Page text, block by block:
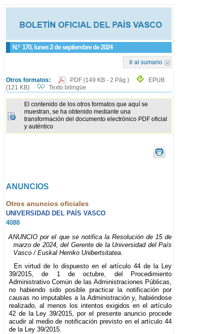
N.º 170, lunes 2 de septiembre de 2024
Ir al sumario
Otros formatos: PDF (149 KB - 2 Pág.)
EPUB
(121 KB)
Texto bilingüe
El contenido de los otros formatos que aquí se
muestran, se ha obtenido mediante una
transformación del documento electrónico PDF oficial
y auténtico
ANUNCIOS
Otros anuncios oficiales
UNIVERSIDAD DEL PAÍS VASCO
4088
ANUNCIO por el que se notifica la Resolución de 15 de
marzo de 2024, del Gerente de la Universidad del País
Vasco / Euskal Herriko Unibertsitatea.
En virtud de lo dispuesto en el artículo 44 de la Ley
39/2015, de 1 de octubre, del Procedimiento
Administrativo Común de las Administraciones Públicas,
no habiendo sido posible practicar la notificación por
causas no imputables a la Administración y, habiéndose
realizado, al menos los intentos exigidos en el artículo
42 de la Ley 39/2015, por el presente anuncio procede
acudir al medio de notificación previsto en el artículo 44
de la Ley 39/2015.